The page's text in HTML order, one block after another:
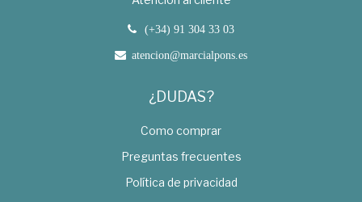
(+34) 91 304 33 03
atencion@marcialpons.es
¿DUDAS?
Como comprar
Preguntas frecuentes
Política de privacidad